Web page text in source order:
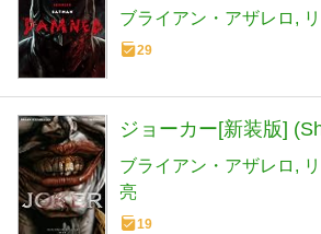
ブライアン・アザレロ
29
ジョーカー[新装版]
ブライアン・アザレロ
亮
19